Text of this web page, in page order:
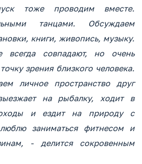
тоже проводим вместе.
танцами. Обсуждаем
книги, живопись, музыку.
совпадают, но очень
зрения близкого человека.
личное пространство друг
на рыбалку, ходит в
и ездит на природу с
заниматься фитнесом и
- делится сокровенным